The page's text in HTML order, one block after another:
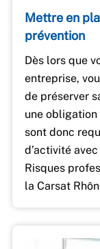
Mettre en
prévention
Dès lors que
entreprise,
de préserver
une obligation
sont donc
d’activité avec
Risques
la Carsat